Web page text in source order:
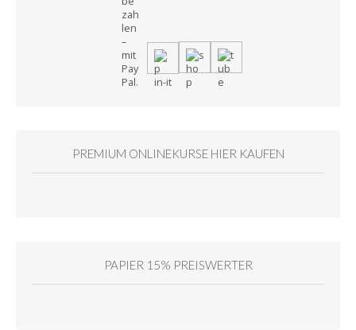
PREMIUM ONLINEKURSE HIER KAUFEN
PAPIER 15% PREISWERTER